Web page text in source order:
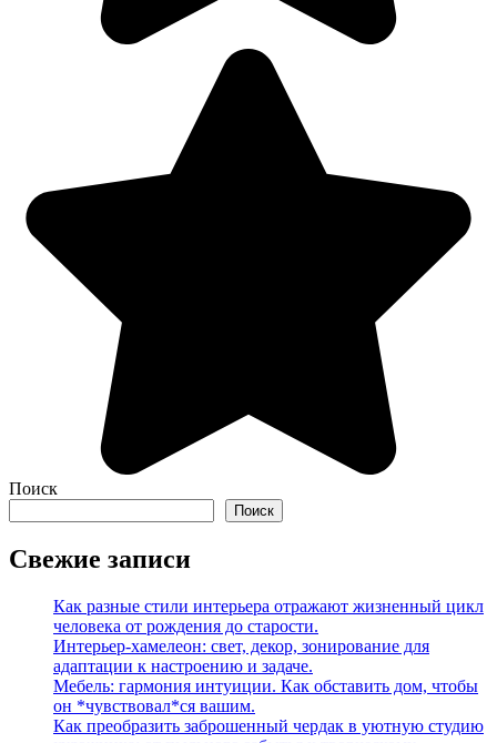
Поиск
Поиск
Свежие записи
Как разные стили интерьера отражают жизненный цикл
человека от рождения до старости.
Интерьер-хамелеон: свет, декор, зонирование для
адаптации к настроению и задаче.
Мебель: гармония интуиции. Как обставить дом, чтобы
он *чувствовал*ся вашим.
Как преобразить заброшенный чердак в уютную студию